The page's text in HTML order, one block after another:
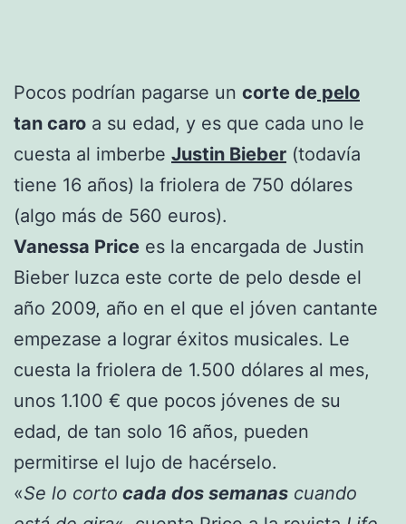
Pocos podrían pagarse un corte de pelo
tan caro a su edad, y es que cada uno le
cuesta al imberbe Justin Bieber (todavía
tiene 16 años) la friolera de 750 dólares
(algo más de 560 euros).
Vanessa Price es la encargada de Justin
Bieber luzca este corte de pelo desde el
año 2009, año en el que el jóven cantante
empezase a lograr éxitos musicales. Le
cuesta la friolera de 1.500 dólares al mes,
unos 1.100 € que pocos jóvenes de su
edad, de tan solo 16 años, pueden
permitirse el lujo de hacérselo.
«Se lo corto cada dos semanas cuando